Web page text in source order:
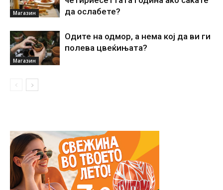
Магазин
да ослабете?
Магазин
Одите на одмор, а нема кој да ви ги
полева цвеќињата?